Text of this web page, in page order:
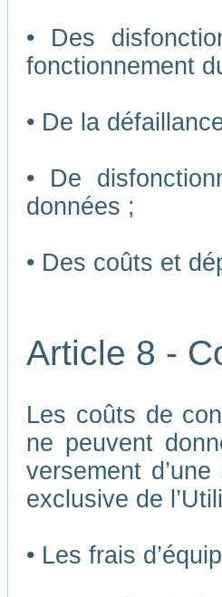
• Des
fonctionnement
• De la
• De
données ;
• Des coûts et
Article 8 -
Les coûts de
ne peuvent
versement
exclusive de
• Les frais